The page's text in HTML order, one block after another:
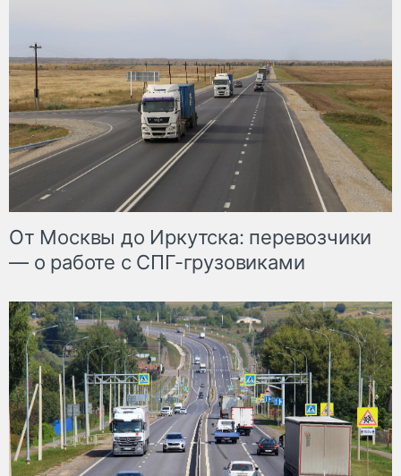
От Москвы до Иркутска: перевозчики
— о работе с СПГ-грузовиками